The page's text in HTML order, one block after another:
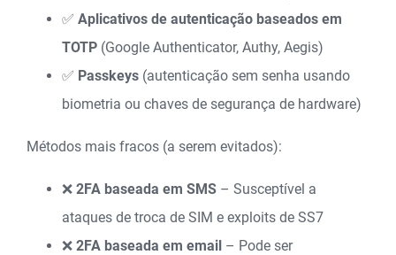
✅ Aplicativos de autenticação baseados em
TOTP (Google Authenticator, Authy, Aegis)
✅ Passkeys (autenticação sem senha usando
biometria ou chaves de segurança de hardware)
Métodos mais fracos (a serem evitados):
❌ 2FA baseada em SMS – Susceptível a
ataques de troca de SIM e exploits de SS7
❌ 2FA baseada em email – Pode ser